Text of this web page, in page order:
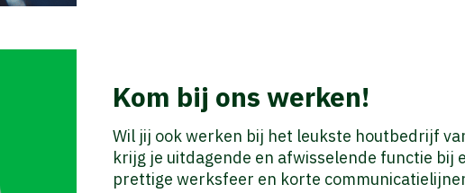
Kom bij ons werken!
Wil jij ook werken bij het leukste houtbedrijf
krijg je uitdagende en afwisselende functie bij
prettige werksfeer en korte